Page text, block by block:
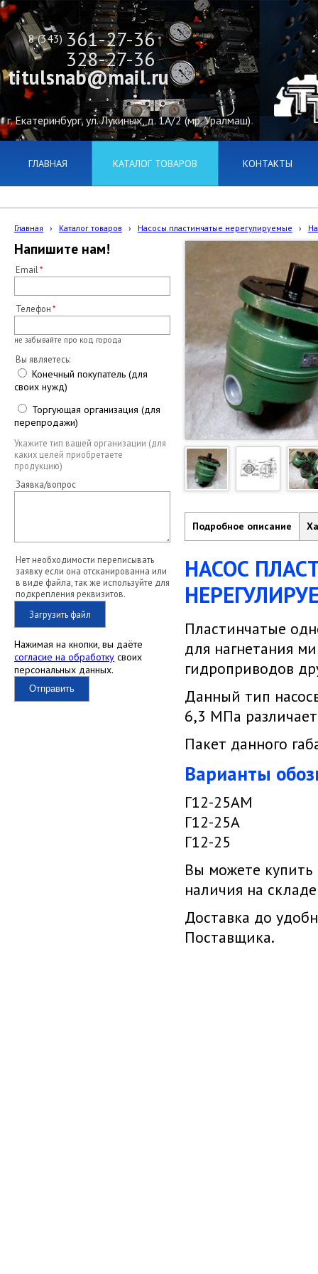
8 (343) 361-27-36
г. Екатеринбург, ул. Лукиных, д. 1А/2 (мр. Уралмаш)
328-27-36
titulsnab@mail.ru
ГЛАВНАЯ КАТАЛОГ ТОВАРОВ КОНТАКТЫ
Главная › Каталог товаров › Насосы пластинчатые нерегулируемые ›
Напишите нам!
Email
Телефон
не забывайте про код города
Вы являетесь:
Конечный покупатель (для
своих нужд)
Торгующая организация (для
перепродажи)
Укажите тип вашей организации (для
каких целей приобретаете
продукцию)
Заявка/вопрос
Нет необходимости переписывать
заявку если она отсканированна или
в виде файла, так же используйте для
подкрепления реквизитов.
Загрузить файл
Нажимая на кнопки, вы даёте
согласие на обработку своих
персональных данных.
Отправить
Подробное описание
НАСОС
Пластинчатые
для нагнетания
гидроприводов
Данный тип
6,3 МПа
Пакет данного
Варианты
Г12-25АМ
Г12-25А
Г12-25
Вы можете
наличия на
Доставка до
Поставщика.